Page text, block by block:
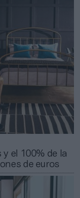
el 100% de la
de euros